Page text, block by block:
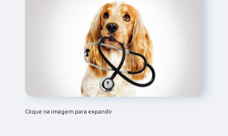
Clique na imagem para expandir